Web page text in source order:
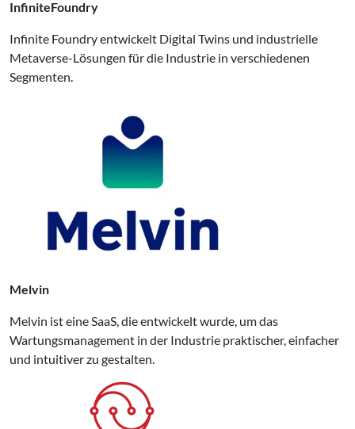
InfiniteFoundry
Infinite Foundry entwickelt Digital Twins und industrielle
Metaverse-Lösungen für die Industrie in verschiedenen
Segmenten.
Melvin
Melvin ist eine SaaS, die entwickelt wurde, um das
Wartungsmanagement in der Industrie praktischer, einfacher
und intuitiver zu gestalten.